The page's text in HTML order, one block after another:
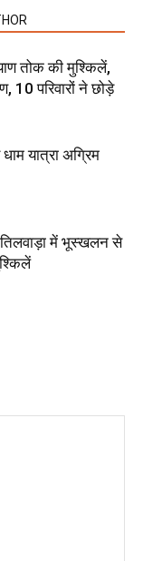
तोक की मुश्किलें,
परिवारों ने छोड़े
यात्रा अग्रिम
तिलवाड़ा में भूस्खलन से